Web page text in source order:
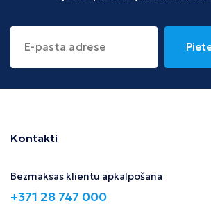
Kontakti
Bezmaksas klientu apkalpošana
+371 28 747 000